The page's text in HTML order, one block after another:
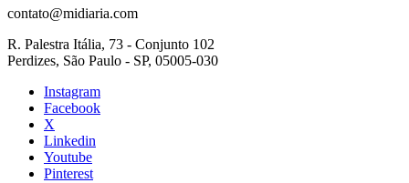
contato@midiaria.com
R. Palestra Itália, 73 - Conjunto 102
Perdizes, São Paulo - SP, 05005-030
Instagram
Facebook
X
Linkedin
Youtube
Pinterest